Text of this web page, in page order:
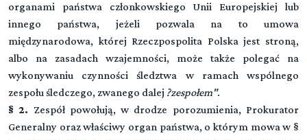
organami państwa członkowskiego Unii Europejskiej lub
innego państwa, jeżeli pozwala na to umowa
międzynarodowa, której Rzeczpospolita Polska jest stroną,
albo na zasadach wzajemności, może także polegać na
wykonywaniu czynności śledztwa w ramach wspólnego
zespołu śledczego, zwanego dalej ?zespołem".
§ 2. Zespół powołują, w drodze porozumienia, Prokurator
Generalny oraz właściwy organ państwa, o którym mowa w §